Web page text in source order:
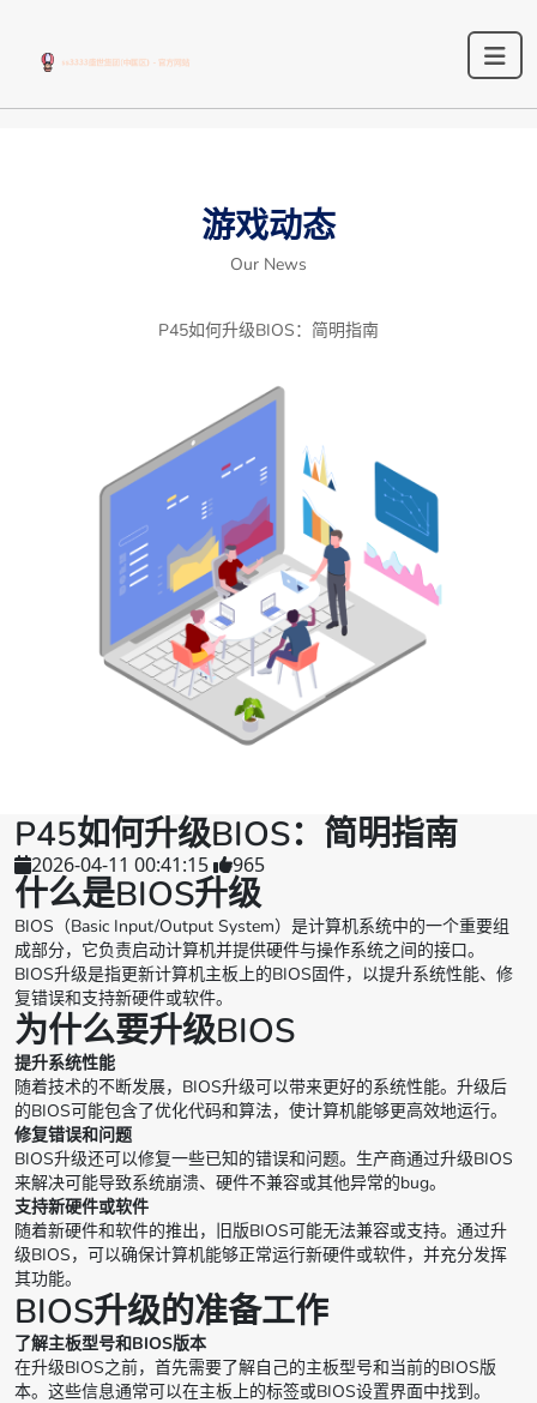
游戏动态
Our News
P45如何升级BIOS：简明指南
P45如何升级BIOS：简明指南
2026-04-11 00:41:15 965
什么是BIOS升级
BIOS（Basic Input/Output System）是计算机系统中的一个重要组
成部分，它负责启动计算机并提供硬件与操作系统之间的接口。
BIOS升级是指更新计算机主板上的BIOS固件，以提升系统性能、修
复错误和支持新硬件或软件。
为什么要升级BIOS
提升系统性能
随着技术的不断发展，BIOS升级可以带来更好的系统性能。升级后
的BIOS可能包含了优化代码和算法，使计算机能够更高效地运行。
修复错误和问题
BIOS升级还可以修复一些已知的错误和问题。生产商通过升级BIOS
来解决可能导致系统崩溃、硬件不兼容或其他异常的bug。
支持新硬件或软件
随着新硬件和软件的推出，旧版BIOS可能无法兼容或支持。通过升
级BIOS，可以确保计算机能够正常运行新硬件或软件，并充分发挥
其功能。
BIOS升级的准备工作
了解主板型号和BIOS版本
在升级BIOS之前，首先需要了解自己的主板型号和当前的BIOS版
本。这些信息通常可以在主板上的标签或BIOS设置界面中找到。